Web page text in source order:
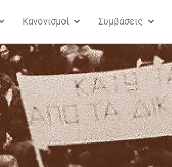
Κανονισμοί Συμβάσεις